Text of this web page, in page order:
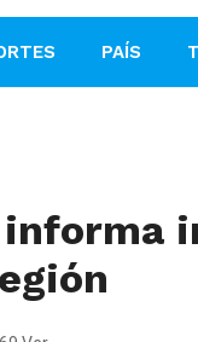
PAÍS
informa